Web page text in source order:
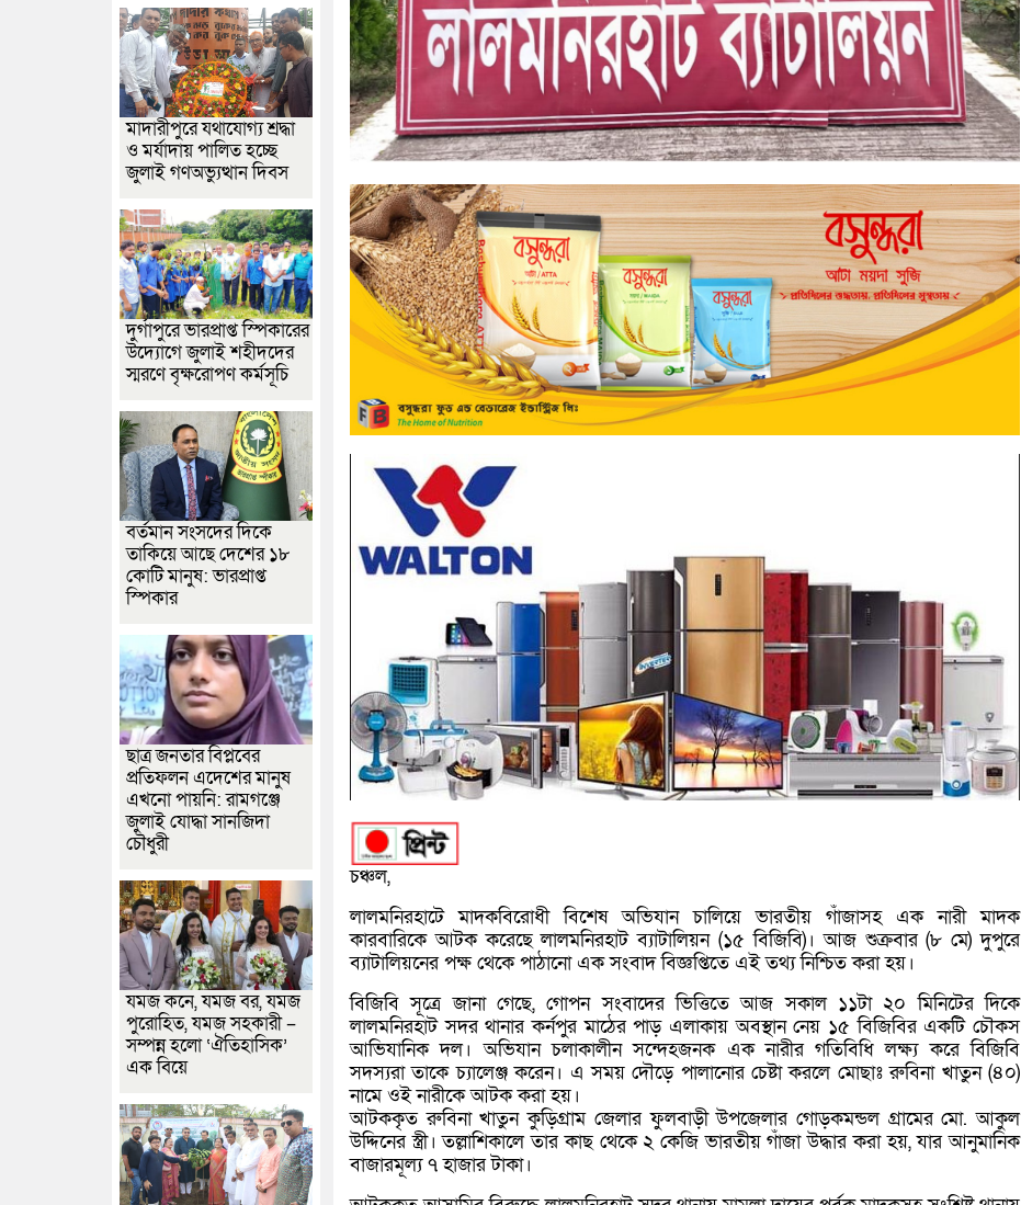
চঞ্চল,
লালমনিরহাটে মাদকবিরোধী বিশেষ অভিযান চালিয়ে ভারতীয় গাঁজাসহ এক নারী মাদক
কারবারিকে আটক করেছে লালমনিরহাট ব্যাটালিয়ন (১৫ বিজিবি)। আজ শুক্রবার (৮ মে) দুপুরে
ব্যাটালিয়নের পক্ষ থেকে পাঠানো এক সংবাদ বিজ্ঞপ্তিতে এই তথ্য নিশ্চিত করা হয়।
বিজিবি সূত্রে জানা গেছে, গোপন সংবাদের ভিত্তিতে আজ সকাল ১১টা ২০ মিনিটের দিকে
লালমনিরহাট সদর থানার কর্নপুর মাঠের পাড় এলাকায় অবস্থান নেয় ১৫ বিজিবির একটি চৌকস
আভিযানিক দল। অভিযান চলাকালীন সন্দেহজনক এক নারীর গতিবিধি লক্ষ্য করে বিজিবি
সদস্যরা তাকে চ্যালেঞ্জ করেন। এ সময় দৌড়ে পালানোর চেষ্টা করলে মোছাঃ রুবিনা খাতুন (৪০)
নামে ওই নারীকে আটক করা হয়।
আটককৃত রুবিনা খাতুন কুড়িগ্রাম জেলার ফুলবাড়ী উপজেলার গোড়কমন্ডল গ্রামের মো. আকুল
উদ্দিনের স্ত্রী। তল্লাশিকালে তার কাছ থেকে ২ কেজি ভারতীয় গাঁজা উদ্ধার করা হয়, যার আনুমানিক
বাজারমূল্য ৭ হাজার টাকা।
মাদারীপুরে যথাযোগ্য শ্রদ্ধা
ও মর্যাদায় পালিত হচ্ছে
জুলাই গণঅভ্যুত্থান দিবস
দুর্গাপুরে ভারপ্রাপ্ত স্পিকারের
উদ্যোগে জুলাই শহীদদের
স্মরণে বৃক্ষরোপণ কর্মসূচি
বর্তমান সংসদের দিকে
তাকিয়ে আছে দেশের ১৮
কোটি মানুষ: ভারপ্রাপ্ত
স্পিকার
ছাত্র জনতার বিপ্লবের
প্রতিফলন এদেশের মানুষ
এখনো পায়নি: রামগঞ্জে
জুলাই যোদ্ধা সানজিদা
চৌধুরী
যমজ কনে, যমজ বর, যমজ
পুরোহিত, যমজ সহকারী –
সম্পন্ন হলো ‘ঐতিহাসিক’
এক বিয়ে